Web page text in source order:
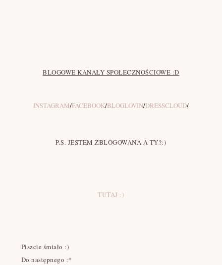
BLOGOWE KANAŁY SPOŁECZNOŚCIOWE :D
INSTAGRAM/FACEBOOK/BLOGLOVIN/DRESSCLOUD/
P.S. JESTEM ZBLOGOWANA A TY?:)
TUTAJ :)
Piszcie śmiało :)
Do następnego :*